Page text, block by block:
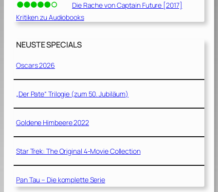
Die Rache von Captain Future [2017]
Kritiken zu Audiobooks
NEUSTE SPECIALS
Oscars 2026
„Der Pate“ Trilogie (zum 50. Jubiläum)
Goldene Himbeere 2022
Star Trek: The Original 4-Movie Collection
Pan Tau – Die komplette Serie